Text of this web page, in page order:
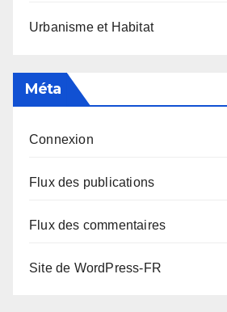
Urbanisme et Habitat
Méta
Connexion
Flux des publications
Flux des commentaires
Site de WordPress-FR